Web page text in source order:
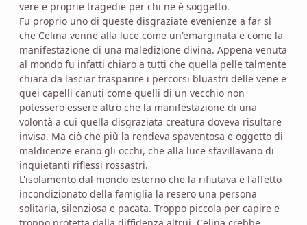
vere e proprie tragedie per chi ne è soggetto.
Fu proprio uno di queste disgraziate evenienze a far sì
che Celina venne alla luce come un'emarginata e come la
manifestazione di una maledizione divina. Appena venuta
al mondo fu infatti chiaro a tutti che quella pelle talmente
chiara da lasciar trasparire i percorsi bluastri delle vene e
quei capelli canuti come quelli di un vecchio non
potessero essere altro che la manifestazione di una
volontà a cui quella disgraziata creatura doveva risultare
invisa. Ma ciò che più la rendeva spaventosa e oggetto di
maldicenze erano gli occhi, che alla luce sfavillavano di
inquietanti riflessi rossastri.
L'isolamento dal mondo esterno che la rifiutava e l'affetto
incondizionato della famiglia la resero una persona
solitaria, silenziosa e pacata. Troppo piccola per capire e